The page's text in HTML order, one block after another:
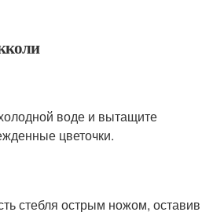
воде и вытащите
цветочки.
стебля острым ножом, оставив